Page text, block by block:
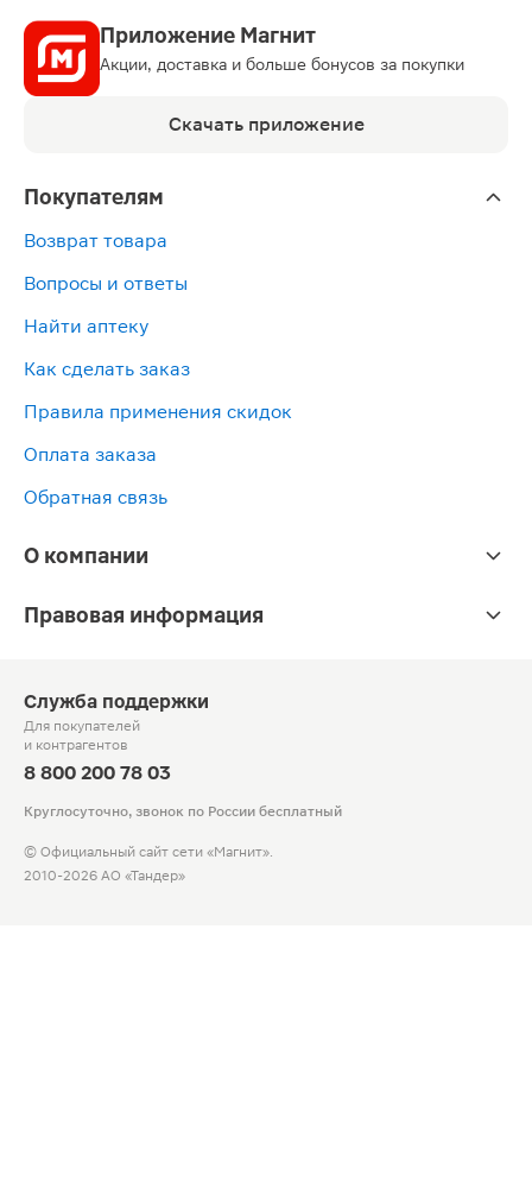
Приложение Магнит
Акции, доставка и больше бонусов за покупки
Скачать приложение
Покупателям
Возврат товара
Вопросы и ответы
Найти аптеку
Как сделать заказ
Правила применения скидок
Оплата заказа
Обратная связь
О компании
Правовая информация
Служба поддержки
Для покупателей
и контрагентов
8 800 200 78 03
Круглосуточно, звонок по России бесплатный
© Официальный сайт сети «Магнит».
2010-2026 АО «Тандер»